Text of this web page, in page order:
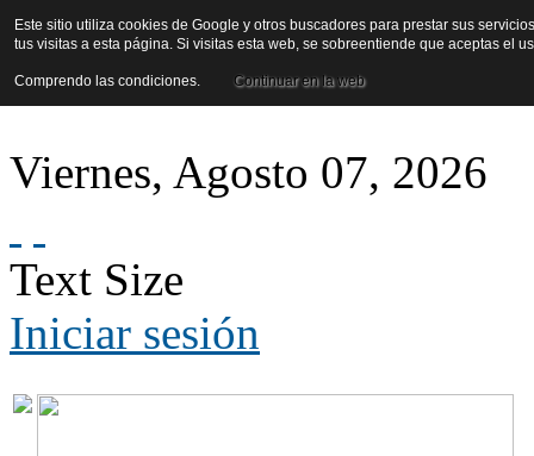
Viernes, Agosto 07, 2026
Text Size
Iniciar sesión
Este sitio utiliza cookies de Google y otros buscadores para prestar sus
tus visitas a esta página. Si visitas esta web, se sobreentiende que aceptas el
Comprendo las condiciones. Continuar en la web